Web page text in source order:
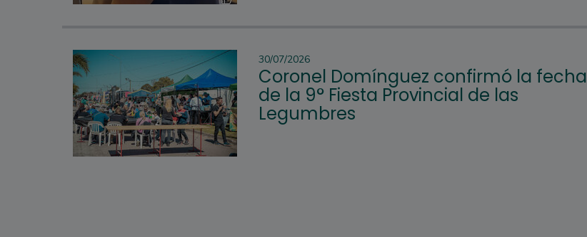
30/07/2026
Coronel Domínguez confirmó la fecha
de la 9° Fiesta Provincial de las
Legumbres